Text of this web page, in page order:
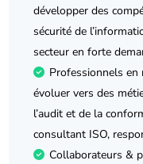
développer des
sécurité de
secteur en forte
Professionnels en
évoluer vers des
l’audit et de la
consultant ISO,
Collaborateurs &